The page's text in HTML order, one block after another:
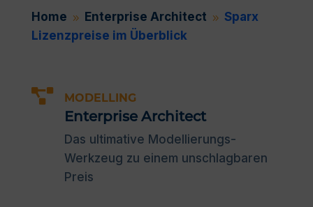
Home 9 Enterprise Architect 9 Sparx
Lizenzpreise im Überblick
 MODELLING
Enterprise Architect
Das ultimative Modellierungs-
Werkzeug zu einem unschlagbaren
Preis